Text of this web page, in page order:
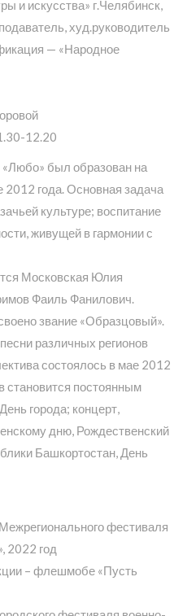
и искусства» г.Челябинск,
худ.руководитель
— «Народное
12.20
«Любо» был образован на
года. Основная задача
культуре; воспитание
живущей в гармонии с
Московская Юлия
Фаиль Фанилович.
звание «Образцовый».
различных регионов
состоялось в мае 2012
становится постоянным
города; концерт,
дню, Рождественский
Башкортостан, День
фестиваля
2022 год
– флешмобе «Пусть